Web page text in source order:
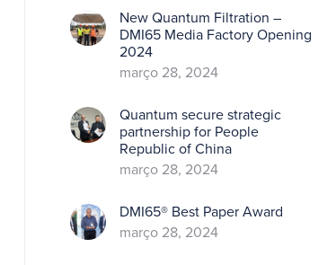
New Quantum Filtration –
DMI65 Media Factory Opening
2024
março 28, 2024
Quantum secure strategic
partnership for People
Republic of China
março 28, 2024
DMI65® Best Paper Award
março 28, 2024